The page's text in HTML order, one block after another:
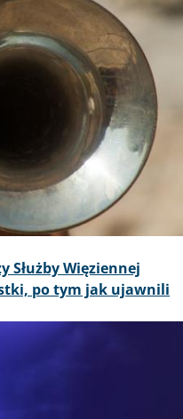
Służby Więziennej
po tym jak ujawnili